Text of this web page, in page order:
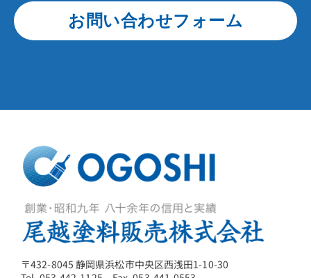
お問い合わせフォーム
〒432-8045 静岡県浜松市中央区西浅田1-10-30